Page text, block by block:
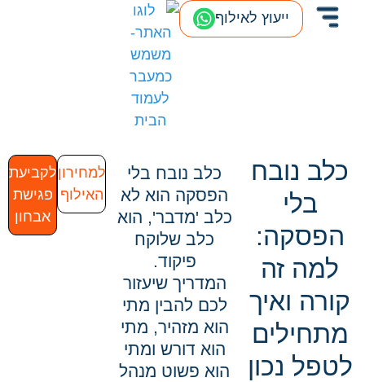
ייעוץ לאילוף
כלב נובח
בלי
הפסקה:
למה זה
קורה ואיך
מתחילים
לטפל נכון
כלב נובח בלי
הפסקה הוא לא
כלב 'מדבר', הוא
כלב שלוקח
פיקוד.
המדריך שיעזור
לכם להבין מתי
הוא מזהיר, מתי
הוא דורש ומתי
הוא פשוט מנהל
למחירון
האילוף
לקביעת
פגישת
אבחון